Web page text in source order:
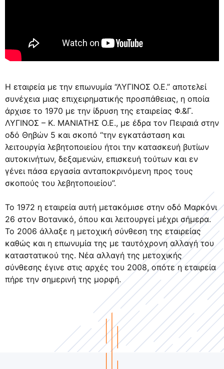
Η εταιρεία με την επωνυμία “ΛΥΓΙΝΟΣ Ο.Ε.” αποτελεί
συνέχεια μιας επιχειρηματικής προσπάθειας, η οποία
άρχισε το 1970 με την ίδρυση της εταιρείας Φ.&Γ.
ΛΥΓΙΝΟΣ – Κ. ΜΑΝΙΑΤΗΣ Ο.Ε., με έδρα τον Πειραιά στην
οδό Θηβών 5 και σκοπό “την εγκατάσταση και
λειτουργία λεβητοποιείου ήτοι την κατασκευή βυτίων
αυτοκινήτων, δεξαμενών, επισκευή τούτων και εν
γένει πάσα εργασία ανταποκρινόμενη προς τους
σκοπούς του λεβητοποιείου”.
Το 1972 η εταιρεία αυτή μετακόμισε στην οδό Μαρκόνι
26 στον Βοτανικό, όπου και λειτουργεί μέχρι σήμερα.
Το 2006 άλλαξε η μετοχική σύνθεση της εταιρείας
καθώς και η επωνυμία της με ταυτόχρονη αλλαγή του
καταστατικού της. Νέα αλλαγή της μετοχικής
σύνθεσης έγινε στις αρχές του 2008, οπότε η εταιρεία
πήρε την σημερινή της μορφή.